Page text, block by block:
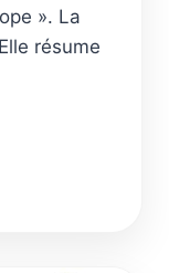
». La
résume